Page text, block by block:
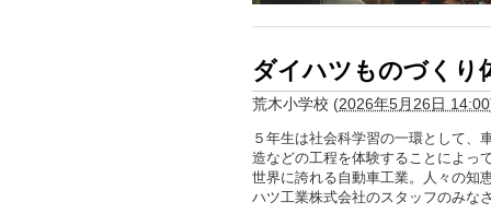
ダイハツものづくり
荒木小学校 (2026年5月26日 14:00
５年生は社会科学習の一環として、
造などの工程を体験することによっ
世界に誇れる自動車工業。人々の知
ハツ工業株式会社のスタッフのみな